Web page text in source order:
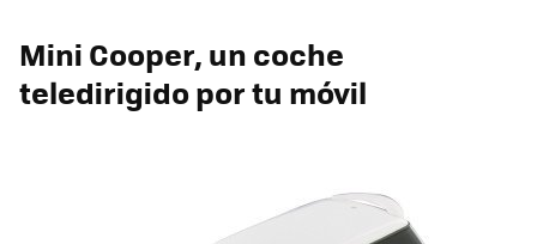
Mini Cooper, un coche
teledirigido por tu móvil